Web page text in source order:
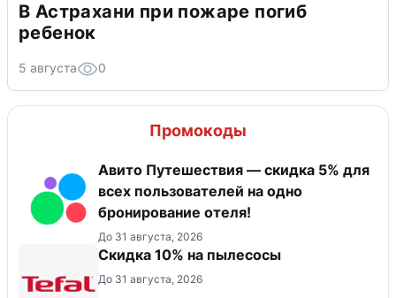
В Астрахани при пожаре погиб
ребенок
5 августа 0
Промокоды
Авито Путешествия — скидка 5% для
всех пользователей на одно
бронирование отеля!
До 31 августа, 2026
Скидка 10% на пылесосы
До 31 августа, 2026